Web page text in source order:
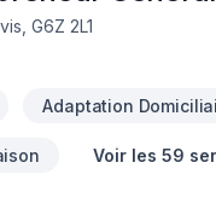
G6Z 2L1
Adaptation
Voir les 59